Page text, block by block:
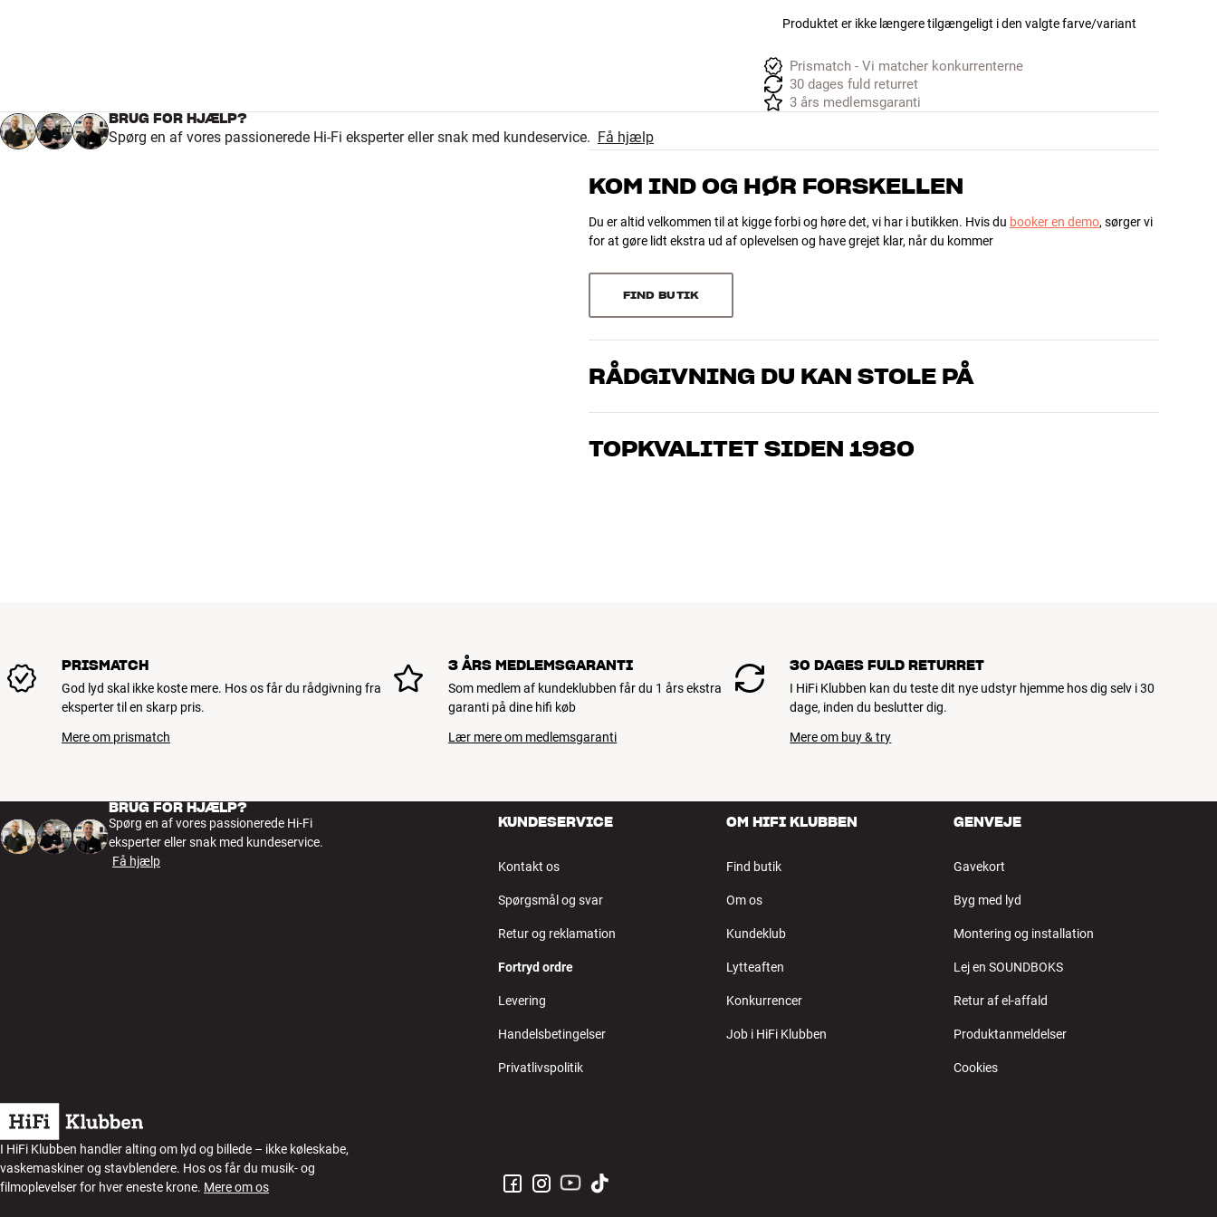
Produktet er ikke længere tilgængeligt i den valgte farve/variant
Prismatch - Vi matcher konkurrenterne
30 dages fuld returret
3 års medlemsgaranti
BRUG FOR HJÆLP?
Spørg en af vores passionerede Hi-Fi eksperter eller snak med kundeservice. Få hjælp
KOM IND OG HØR FORSKELLEN
Du er altid velkommen til at kigge forbi og høre det, vi har i butikken. Hvis du booker en demo, sørger vi
for at gøre lidt ekstra ud af oplevelsen og have grejet klar, når du kommer
FIND BUTIK
RÅDGIVNING DU KAN STOLE PÅ
Vores medarbejdere er ægte entusiaster, som kender produkterne og brænder for den gode lyd til både
dig og dit budget
TOPKVALITET SIDEN 1980
PRISMATCH
God lyd skal ikke koste mere. Hos os får du rådgivning fra
eksperter til en skarp pris.
Mere om prismatch
3 ÅRS MEDLEMSGARANTI
Som medlem af kundeklubben får du 1 års ekstra
garanti på dine hifi køb
Lær mere om medlemsgaranti
30 DAGES FULD RETURRET
I HiFi Klubben kan du teste dit nye udstyr hjemme hos dig selv i 30
dage, inden du beslutter dig.
Mere om buy & try
BRUG FOR HJÆLP?
Spørg en af vores passionerede Hi-Fi
eksperter eller snak med kundeservice.
Få hjælp
KUNDESERVICE
Kontakt os
Spørgsmål og svar
Retur og reklamation
Fortryd ordre
Levering
Handelsbetingelser
Privatlivspolitik
OM HIFI KLUBBEN
Find butik
Om os
Kundeklub
Lytteaften
Konkurrencer
Job i HiFi Klubben
GENVEJE
Gavekort
Byg med lyd
Montering og installation
Lej en SOUNDBOKS
Retur af el-affald
Produktanmeldelser
Cookies
I HiFi Klubben handler alting om lyd og billede – ikke køleskabe,
vaskemaskiner og stavblendere. Hos os får du musik- og
filmoplevelser for hver eneste krone. Mere om os